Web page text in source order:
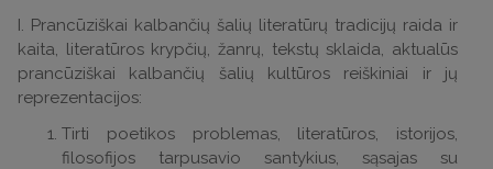
I. Prancūziškai kalbančių šalių literatūrų tradicijų raida ir
kaita, literatūros krypčių, žanrų, tekstų sklaida, aktualūs
prancūziškai kalbančių šalių kultūros reiškiniai ir jų
reprezentacijos:
Tirti poetikos problemas, literatūros, istorijos,
filosofijos tarpusavio santykius, sąsajas su